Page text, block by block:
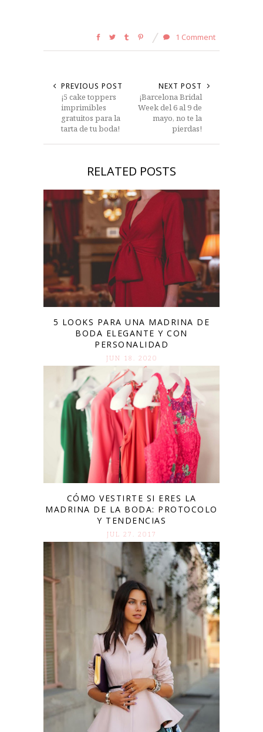
1 Comment
PREVIOUS POST
¡5 cake toppers
imprimibles
gratuitos para la
tarta de tu boda!
NEXT POST
¡Barcelona Bridal
Week del 6 al 9 de
mayo, no te la
pierdas!
RELATED POSTS
5 LOOKS PARA UNA MADRINA DE
BODA ELEGANTE Y CON
PERSONALIDAD
JUN 18. 2020
CÓMO VESTIRTE SI ERES LA
MADRINA DE LA BODA: PROTOCOLO
Y TENDENCIAS
JUL 27. 2017